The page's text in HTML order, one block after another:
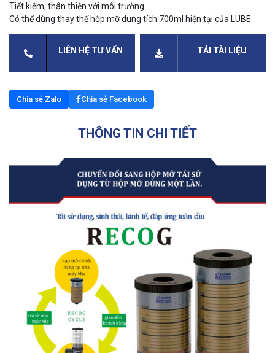
Tiết kiệm, thân thiện với môi trường
Có thể dùng thay thế hộp mỡ dung tích 700ml hiện tại của LUBE
LIÊN HỆ TƯ VẤN TẢI TÀI LIỆU
Chia sẻ Zalo Chia sẻ Facebook
THÔNG TIN CHI TIẾT